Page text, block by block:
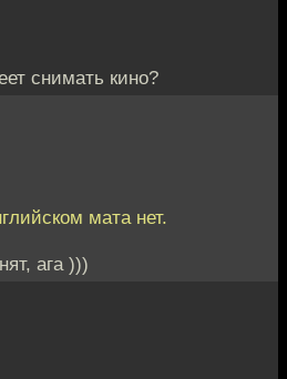
снимать кино?
мата нет.
ага )))